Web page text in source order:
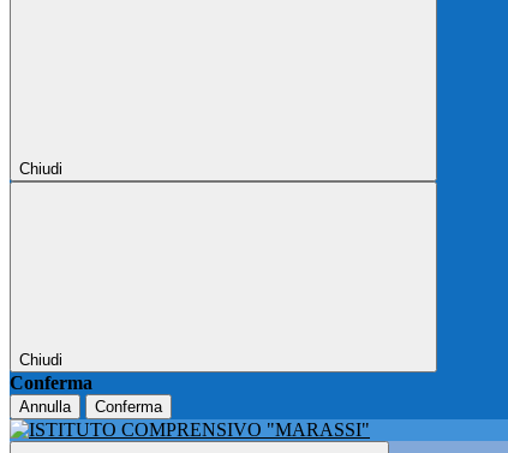
Chiudi
Chiudi
Conferma
Annulla Conferma